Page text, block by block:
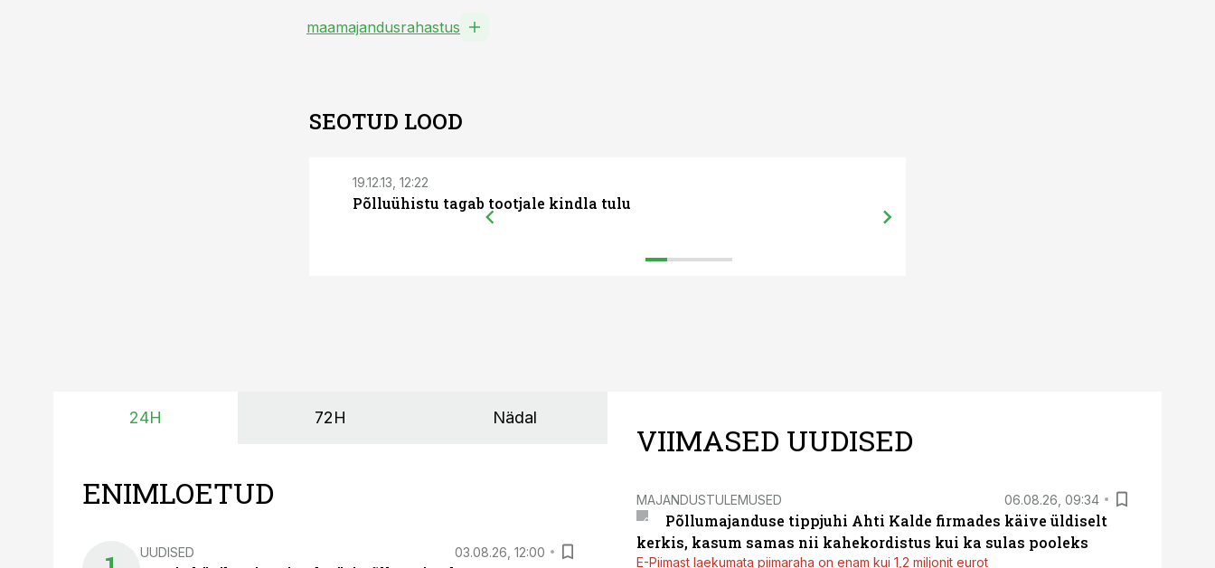
maamajandusrahastus
SEOTUD LOOD
19.12.13, 12:22
Põlluühistu tagab tootjale kindla tulu
24H 72H Nädal
ENIMLOETUD
UUDISED 03.08.26, 12:00
VIIMASED UUDISED
MAJANDUSTULEMUSED 06.08.26, 09:34
Põllumajanduse tippjuhi Ahti Kalde firmades käive üldiselt
kerkis, kasum samas nii kahekordistus kui ka sulas pooleks
E-Piimast laekumata piimaraha on enam kui 1,2 miljonit eurot